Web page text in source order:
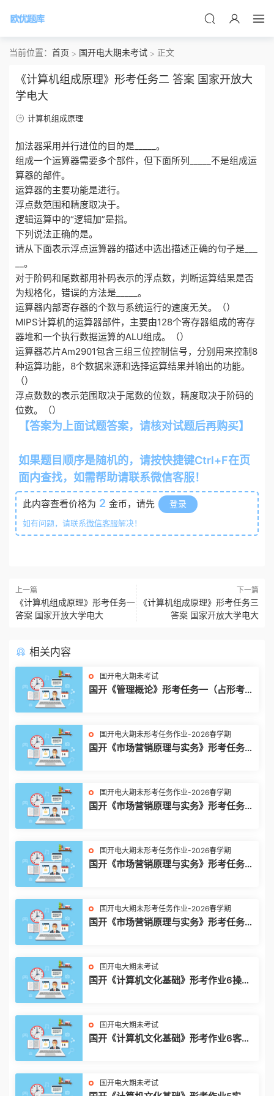
当前位置： 首页 国开电大期未考试 正文
《计算机组成原理》形考任务二 答案 国家开放大
学电大
计算机组成原理
加法器采用并行进位的目的是_____。
组成一个运算器需要多个部件，但下面所列_____不是组成运
算器的部件。
运算器的主要功能是进行。
浮点数范围和精度取决于。
逻辑运算中的“逻辑加”是指。
下列说法正确的是。
请从下面表示浮点运算器的描述中选出描述正确的句子是___
__。
对于阶码和尾数都用补码表示的浮点数，判断运算结果是否
为规格化，错误的方法是_____。
运算器内部寄存器的个数与系统运行的速度无关。（）
MIPS计算机的运算器部件，主要由128个寄存器组成的寄存
器堆和一个执行数据运算的ALU组成。（）
运算器芯片Am2901包含三组三位控制信号，分别用来控制8
种运算功能，8个数据来源和选择运算结果并输出的功能。
（）
浮点数数的表示范围取决于尾数的位数，精度取决于阶码的
位数。（）
【答案为上面试题答案，请核对试题后再购买】
如果题目顺序是随机的，请按快捷键Ctrl+F在页
面内查找，如需帮助请联系微信客服！
此内容查看价格为 2 金币，请先 登录
如有问题，请联系微信客服解决！
上一篇
《计算机组成原理》形考任务一
答案 国家开放大学电大
下一篇
《计算机组成原理》形考任务三
答案 国家开放大学电大
相关内容
国开电大期未考试
国开《管理概论》形考任务一（占形考总
国开电大期未形考任务作业-2026春学期
国开《市场营销原理与实务》形考任务4|
国开电大期未形考任务作业-2026春学期
国开《市场营销原理与实务》形考任务3|
国开电大期未形考任务作业-2026春学期
国开《市场营销原理与实务》形考任务2|
国开电大期未形考任务作业-2026春学期
国开《市场营销原理与实务》形考任务1|
国开电大期未考试
国开《计算机文化基础》形考作业6操作
国开电大期未考试
国开《计算机文化基础》形考作业6客观
国开电大期未考试